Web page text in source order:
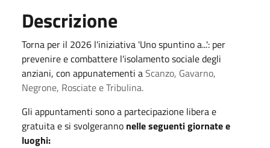
Descrizione
Torna per il 2026 l'iniziativa 'Uno spuntino a...': per
prevenire e combattere l'isolamento sociale degli
anziani, con appunatementi aScanzo, Gavarno,
Negrone, Rosciate e Tribulina.
Gli appuntamenti sono a partecipazione libera e
gratuita e si svolgeranno nelle seguenti giornate e
luoghi: